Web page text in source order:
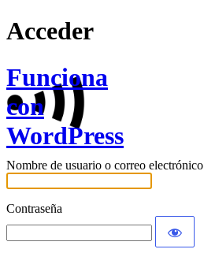
Acceder
Funciona
con
WordPress
Nombre de usuario o correo electrónico
Contraseña